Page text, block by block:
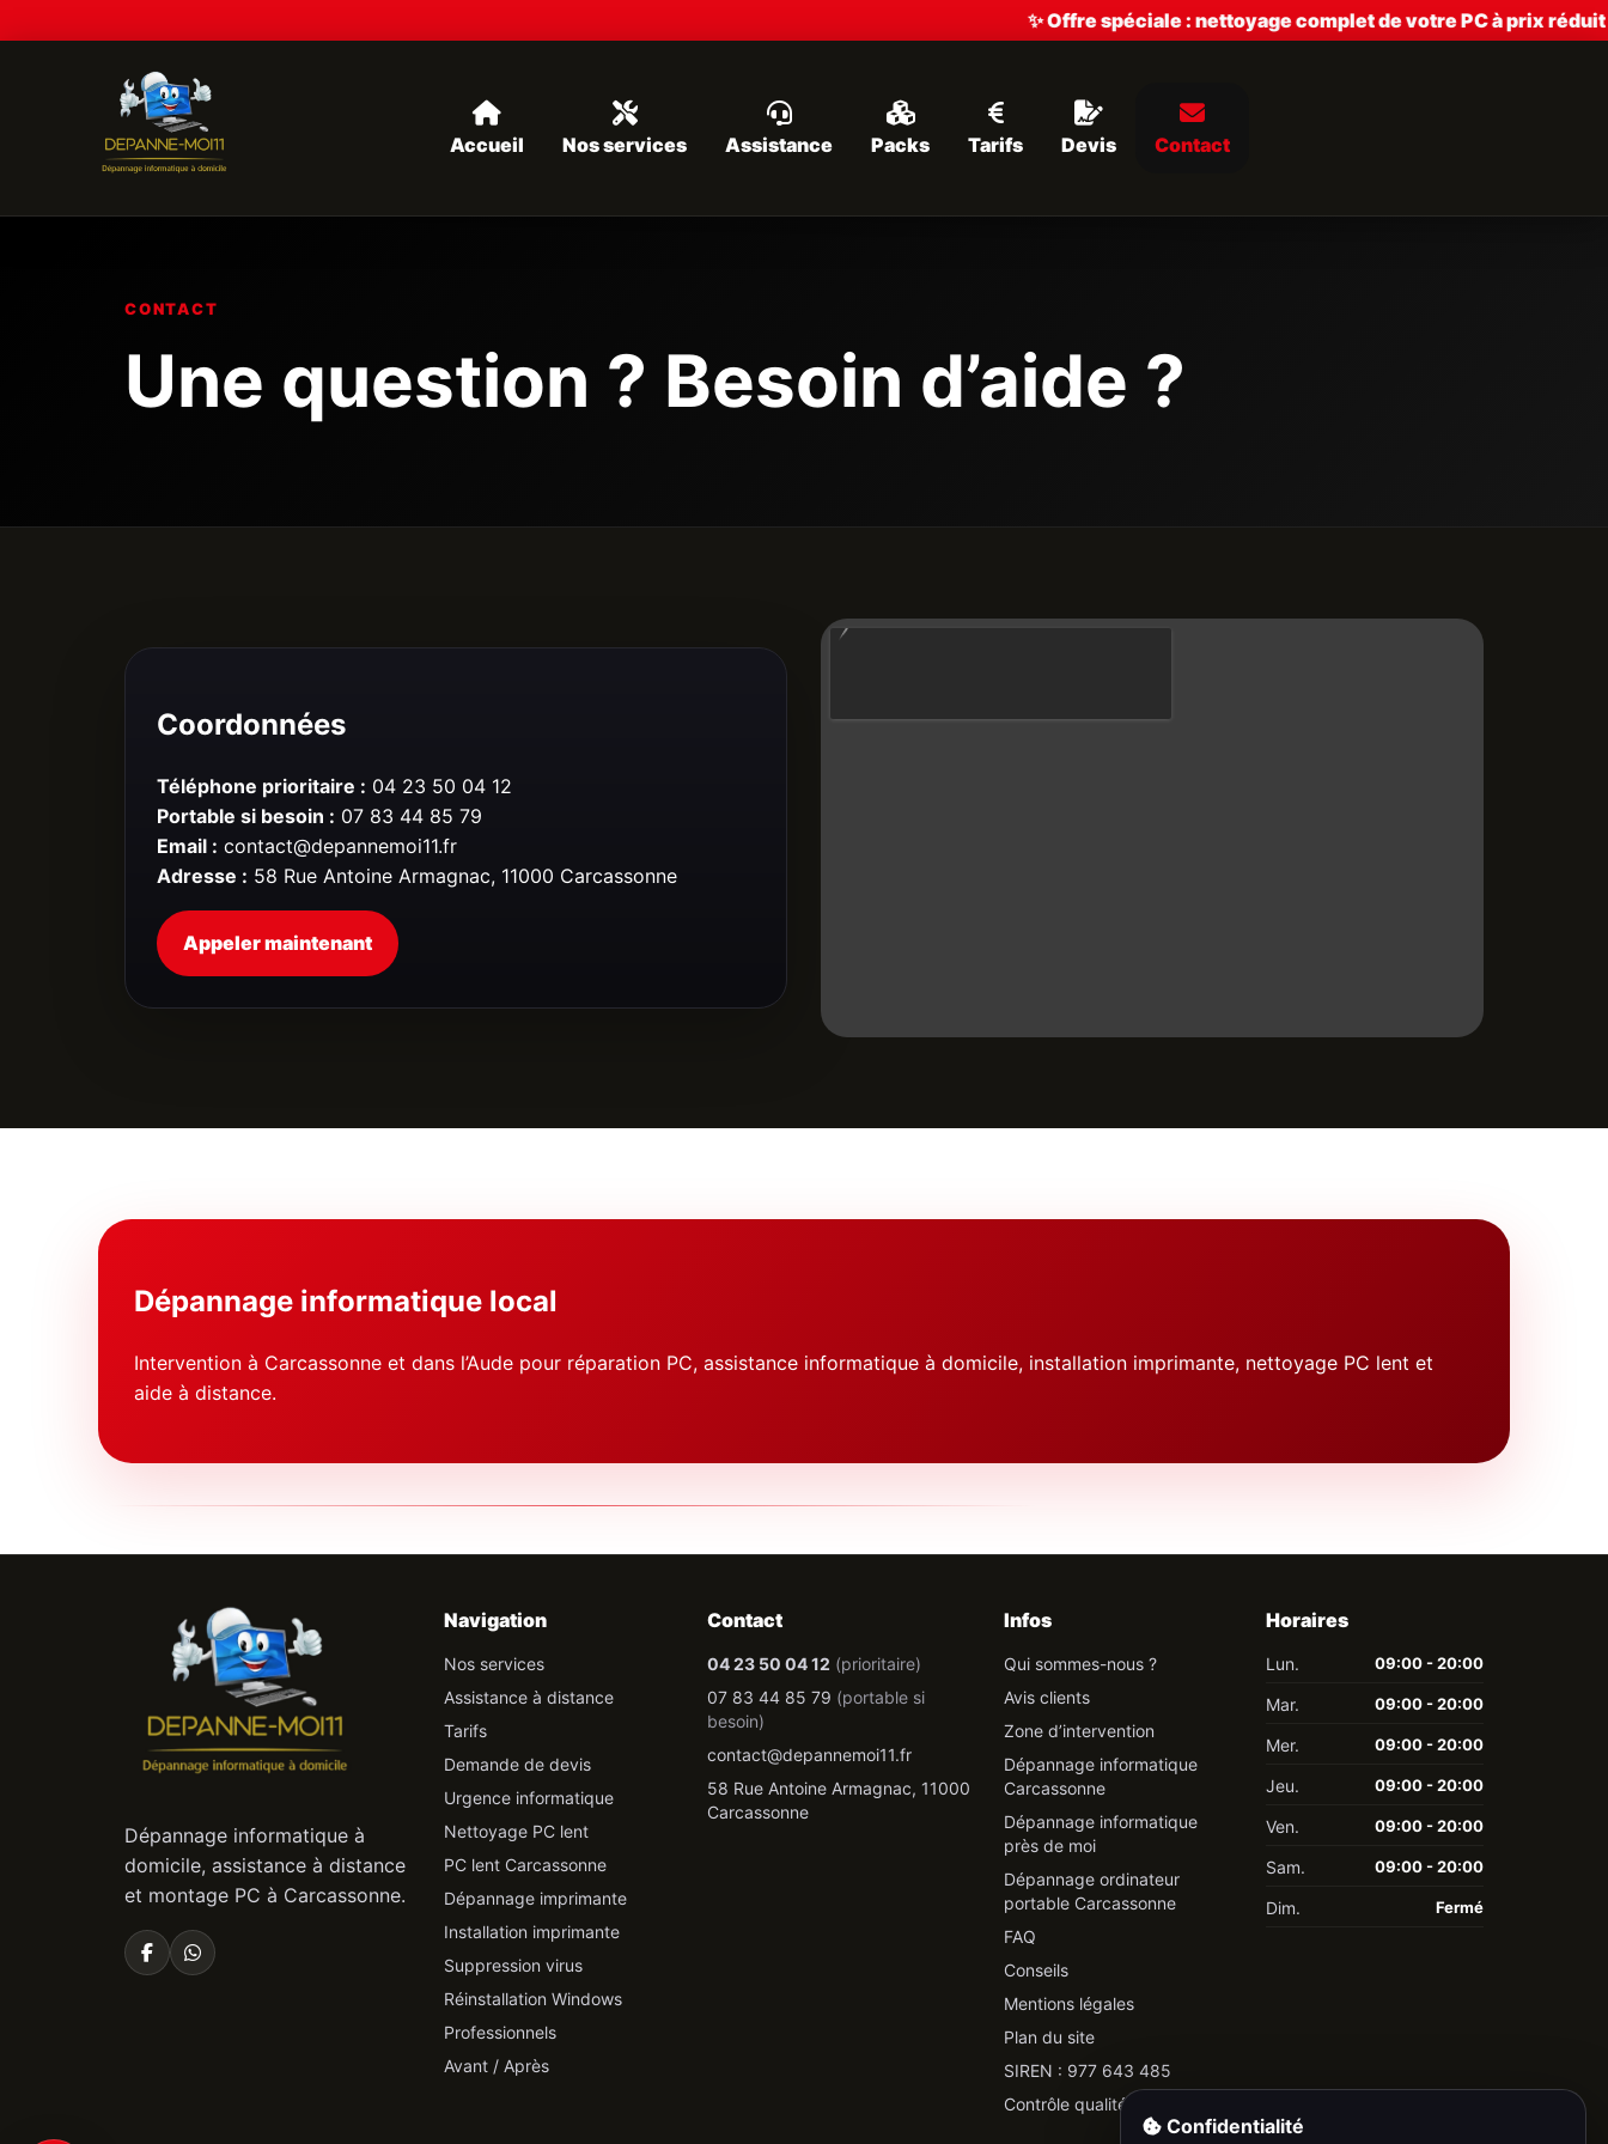
✨ Offre spéciale : nettoyage complet de votre PC à prix réduit —
Accueil Nos services Assistance Packs Tarifs Devis Contact
CONTACT
Une question ? Besoin d’aide ?
Coordonnées
Téléphone prioritaire : 04 23 50 04 12
Portable si besoin : 07 83 44 85 79
Email : contact@depannemoi11.fr
Adresse : 58 Rue Antoine Armagnac, 11000 Carcassonne
Appeler maintenant
Dépannage informatique local
Intervention à Carcassonne et dans l’Aude pour réparation PC, assistance informatique à domicile, installation imprimante, nettoyage PC lent et
aide à distance.
Dépannage informatique à
domicile, assistance à distance
et montage PC à Carcassonne.
Navigation
Nos services
Assistance à distance
Tarifs
Demande de devis
Urgence informatique
Nettoyage PC lent
PC lent Carcassonne
Dépannage imprimante
Installation imprimante
Suppression virus
Réinstallation Windows
Professionnels
Avant / Après
Contact
04 23 50 04 12 (prioritaire)
07 83 44 85 79 (portable si
besoin)
contact@depannemoi11.fr
58 Rue Antoine Armagnac, 11000
Carcassonne
Infos
Qui sommes-nous ?
Avis clients
Zone d’intervention
Dépannage informatique
Carcassonne
Dépannage informatique
près de moi
Dépannage ordinateur
portable Carcassonne
FAQ
Conseils
Mentions légales
Plan du site
SIREN : 977 643 485
Contrôle qualité
Horaires
Lun. 09:00 - 20:00
Mar. 09:00 - 20:00
Mer. 09:00 - 20:00
Jeu. 09:00 - 20:00
Ven. 09:00 - 20:00
Sam. 09:00 - 20:00
Dim. Fermé
Confidentialité